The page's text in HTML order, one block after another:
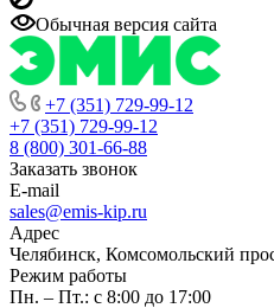
Обычная версия сайта
+7 (351) 729-99-12
+7 (351) 729-99-12
8 (800) 301-66-88
Заказать звонок
E-mail
sales@emis-kip.ru
Адрес
Челябинск, Комсомольский
Режим работы
Пн. – Пт.: с 8:00 до 17:00